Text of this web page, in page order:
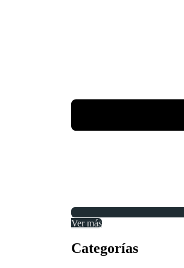
Ver más
Categorías